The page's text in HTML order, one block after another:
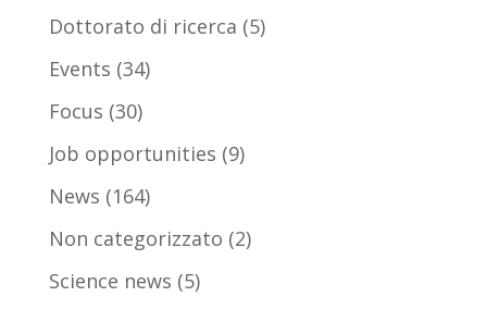
Dottorato di ricerca (5)
Events (34)
Focus (30)
Job opportunities (9)
News (164)
Non categorizzato (2)
Science news (5)